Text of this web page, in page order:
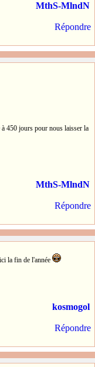
MthS-MlndN
Répondre
450 jours pour nous laisser la
MthS-MlndN
Répondre
la fin de l'année
kosmogol
Répondre